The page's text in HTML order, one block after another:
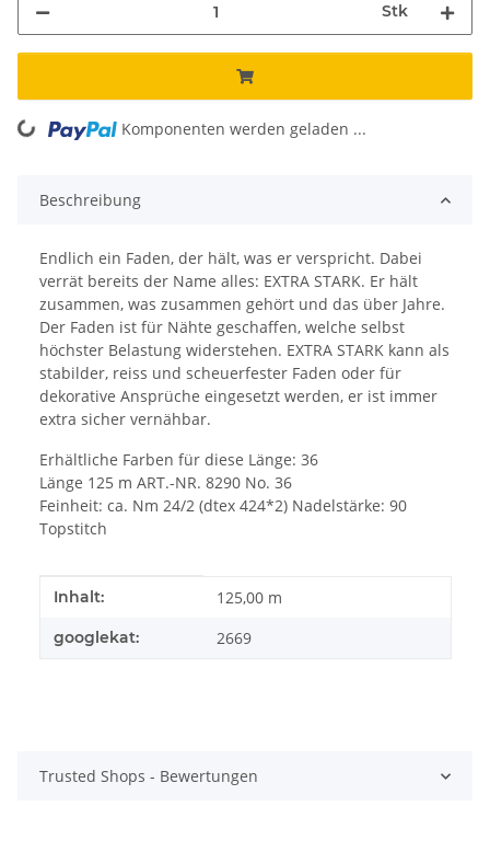
Stk
Loading... Komponenten werden geladen ...
Beschreibung
Endlich ein Faden, der hält, was er verspricht. Dabei
verrät bereits der Name alles: EXTRA STARK. Er hält
zusammen, was zusammen gehört und das über Jahre.
Der Faden ist für Nähte geschaffen, welche selbst
höchster Belastung widerstehen. EXTRA STARK kann als
stabilder, reiss und scheuerfester Faden oder für
dekorative Ansprüche eingesetzt werden, er ist immer
extra sicher vernähbar.
Erhältliche Farben für diese Länge: 36
Länge 125 m ART.-NR. 8290 No. 36
Feinheit: ca. Nm 24/2 (dtex 424*2) Nadelstärke: 90
Topstitch
Produkteigenschaft
Wert
Inhalt: 125,00 m
googlekat: 2669
Trusted Shops - Bewertungen